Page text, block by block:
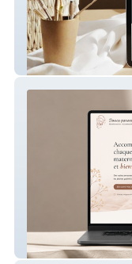
WYoga –
ligne
Douce parentalité